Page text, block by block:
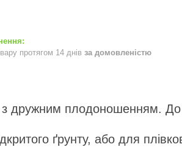
протягом 14 днів за домовленістю
з дружним плодоношенням. До
ґрунту, або для